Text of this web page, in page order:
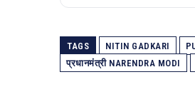
TAGS NITIN GADKARI
प्रधानमंत्री NARENDRA MODI